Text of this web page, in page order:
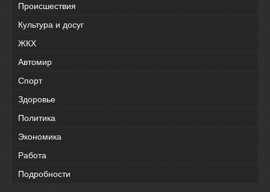
Происшествия
Культура и досуг
ЖКХ
Автомир
Спорт
Здоровье
Политика
Экономика
Работа
Подробности